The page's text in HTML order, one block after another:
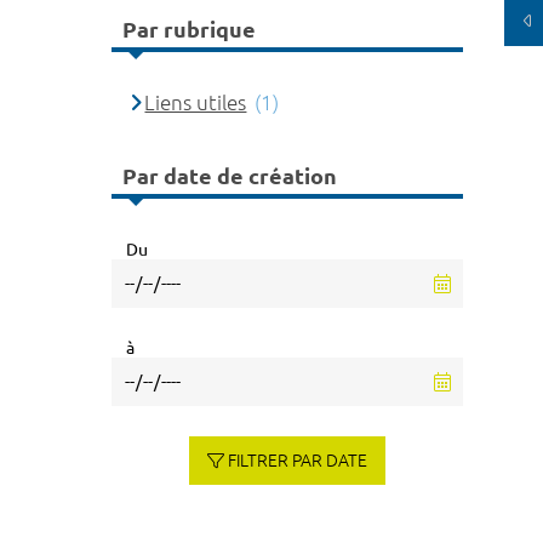
Par rubrique
Liens utiles (1)
Par date de création
Du
à
FILTRER PAR DATE